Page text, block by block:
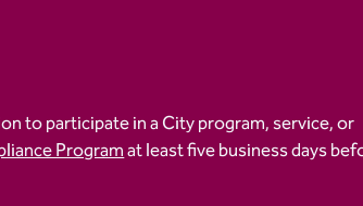
to participate in a City program, service, or
Programat least five business days